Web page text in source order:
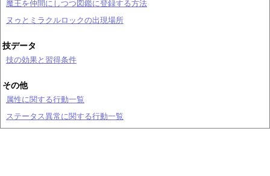
魔王を仲間にしつつ図鑑に登録する方法
ヌゥとミラクルロックの出現場所
技データ
技の効果と習得条件
その他
属性に関する行動一覧
ステータス異常に関する行動一覧